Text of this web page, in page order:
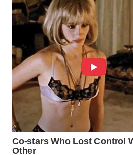
WAHANA
TANI
WAHANA
ADVOKAT
WAHANA
INFRASTRUKTUR
WAHANA
KONSUMEN